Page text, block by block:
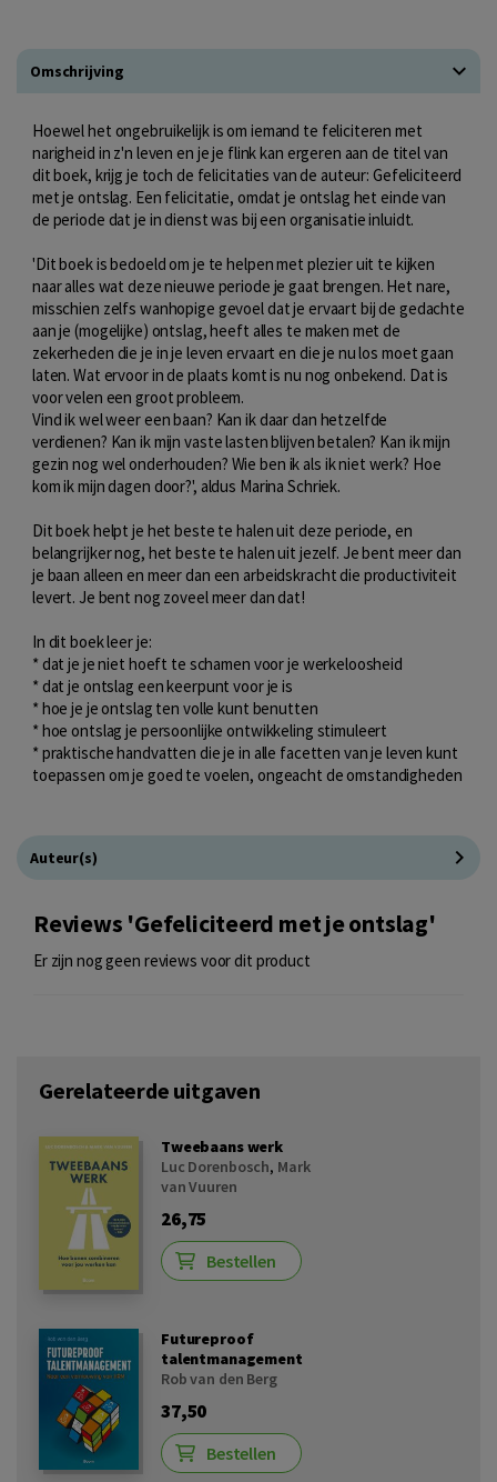
Omschrijving
Hoewel het ongebruikelijk is om iemand te feliciteren met
narigheid in z'n leven en je je flink kan ergeren aan de titel van
dit boek, krijg je toch de felicitaties van de auteur: Gefeliciteerd
met je ontslag. Een felicitatie, omdat je ontslag het einde van
de periode dat je in dienst was bij een organisatie inluidt.
'Dit boek is bedoeld om je te helpen met plezier uit te kijken
naar alles wat deze nieuwe periode je gaat brengen. Het nare,
misschien zelfs wanhopige gevoel dat je ervaart bij de gedachte
aan je (mogelijke) ontslag, heeft alles te maken met de
zekerheden die je in je leven ervaart en die je nu los moet gaan
laten. Wat ervoor in de plaats komt is nu nog onbekend. Dat is
voor velen een groot probleem.
Vind ik wel weer een baan? Kan ik daar dan hetzelfde
verdienen? Kan ik mijn vaste lasten blijven betalen? Kan ik mijn
gezin nog wel onderhouden? Wie ben ik als ik niet werk? Hoe
kom ik mijn dagen door?', aldus Marina Schriek.
Dit boek helpt je het beste te halen uit deze periode, en
belangrijker nog, het beste te halen uit jezelf. Je bent meer dan
je baan alleen en meer dan een arbeidskracht die productiviteit
levert. Je bent nog zoveel meer dan dat!
In dit boek leer je:
* dat je je niet hoeft te schamen voor je werkeloosheid
* dat je ontslag een keerpunt voor je is
* hoe je je ontslag ten volle kunt benutten
* hoe ontslag je persoonlijke ontwikkeling stimuleert
* praktische handvatten die je in alle facetten van je leven kunt
toepassen om je goed te voelen, ongeacht de omstandigheden
Auteur(s)
Reviews 'Gefeliciteerd met je ontslag'
Er zijn nog geen reviews voor dit product
Gerelateerde uitgaven
Tweebaans werk
Luc Dorenbosch, Mark
van Vuuren
26,75
Bestellen
Futureproof
talentmanagement
Rob van den Berg
37,50
Bestellen